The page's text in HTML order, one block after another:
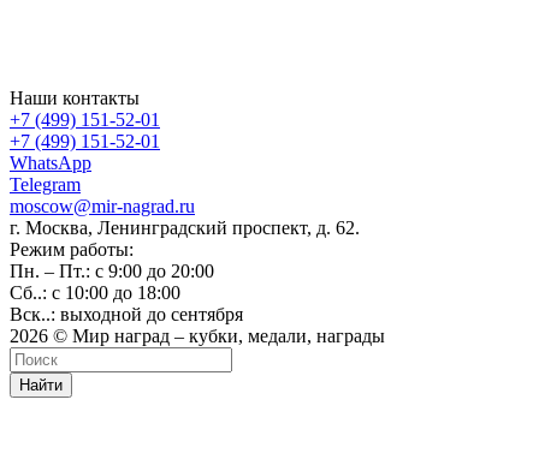
Наши контакты
+7 (499) 151-52-01
+7 (499) 151-52-01
WhatsApp
Telegram
moscow@mir-nagrad.ru
г. Москва, Ленинградский проспект, д. 62.
Режим работы:
Пн. – Пт.: с 9:00 до 20:00
Сб..: с 10:00 до 18:00
Вск..: выходной до сентября
2026 © Мир наград – кубки, медали, награды
Найти